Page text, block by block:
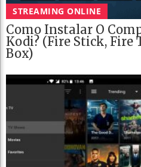
STREAMING ONLINE
Como Instalar O
Kodi? (Fire Stick, Fire
Box)